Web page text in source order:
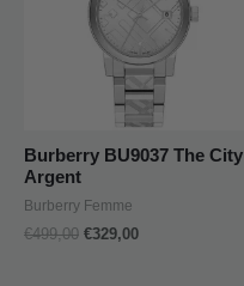
Burberry BU9037 The City
Argent
Burberry Femme
€499,00 €329,00